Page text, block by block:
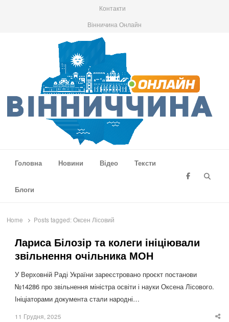
Контакти
Вінничина Онлайн
Головна
Новини Відео Тексти
Блоги
Home Posts tagged:Оксен Лісовий
Лариса Білозір та колеги ініціювали
звільнення очільника МОН
У Верховній Раді України зареєстровано проєкт постанови
№14286 про звільнення міністра освіти і науки Оксена Лісового.
Ініціаторами документа стали народні…
11 Грудня, 2025